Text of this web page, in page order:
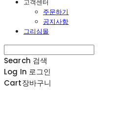
고객센터
주문하기
공지사항
그리심몰
Search 검색
Log In 로그인
Cart장바구니